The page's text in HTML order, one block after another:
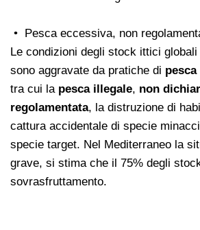
• Pesca eccessiva, non
Le condizioni degli stock ittici
sono aggravate da pratiche di
tra cui la pesca illegale, non
regolamentata, la distruzione di
cattura accidentale di specie
specie target. Nel Mediterraneo la
grave, si stima che il 75% degli
sovrasfruttamento.